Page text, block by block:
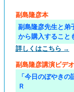
副島隆彦本
副島隆彦先生と弟
から購入すること
詳しくはこちら →
副島隆彦講演ビデオ
「今日のぼやき
Ｒ